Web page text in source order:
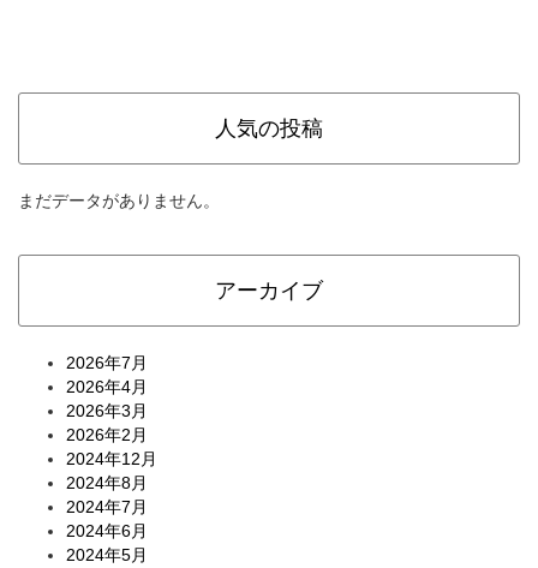
人気の投稿
まだデータがありません。
アーカイブ
2026年7月
2026年4月
2026年3月
2026年2月
2024年12月
2024年8月
2024年7月
2024年6月
2024年5月